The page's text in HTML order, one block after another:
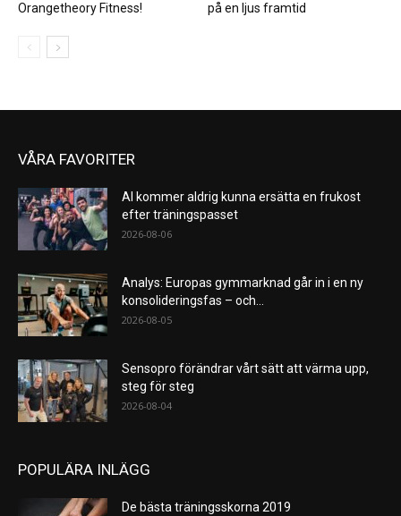
Orangetheory Fitness!
på en ljus framtid
VÅRA FAVORITER
AI kommer aldrig kunna ersätta en frukost
efter träningspasset
2026-08-06
Analys: Europas gymmarknad går in i en ny
konsolideringsfas – och...
2026-08-05
Sensopro förändrar vårt sätt att värma upp,
steg för steg
2026-08-04
POPULÄRA INLÄGG
De bästa träningsskorna 2019